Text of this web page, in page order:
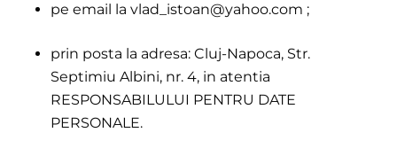
pe email la vlad_istoan@yahoo.com ;
prin posta la adresa: Cluj-Napoca, Str.
Septimiu Albini, nr. 4, in atentia
RESPONSABILULUI PENTRU DATE
PERSONALE.